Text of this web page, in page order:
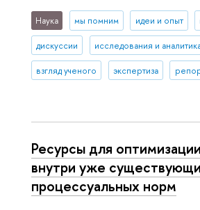
Наука мы помним идеи и опыт
дискуссии исследования и
взгляд ученого экспертиза
Ресурсы для
внутри уже
процессуальных норм